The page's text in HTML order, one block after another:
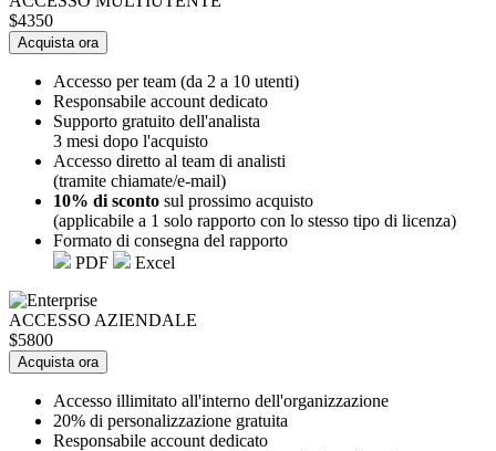
$4350
Acquista ora
Accesso per team (da 2 a 10 utenti)
Responsabile account dedicato
Supporto gratuito dell'analista
3 mesi dopo l'acquisto
Accesso diretto al team di analisti
(tramite chiamate/e-mail)
10% di sconto sul prossimo acquisto
(applicabile a 1 solo rapporto con lo stesso tipo di licenza)
Formato di consegna del rapporto
PDF
Excel
ACCESSO AZIENDALE
$5800
Acquista ora
Accesso illimitato all'interno dell'organizzazione
20% di personalizzazione gratuita
Responsabile account dedicato